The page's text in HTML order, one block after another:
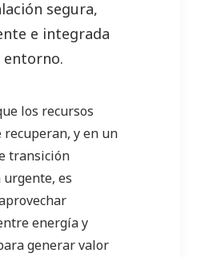
segura,
e integrada
entorno.
los recursos
recuperan, y en un
transición
es
energía y
generar valor